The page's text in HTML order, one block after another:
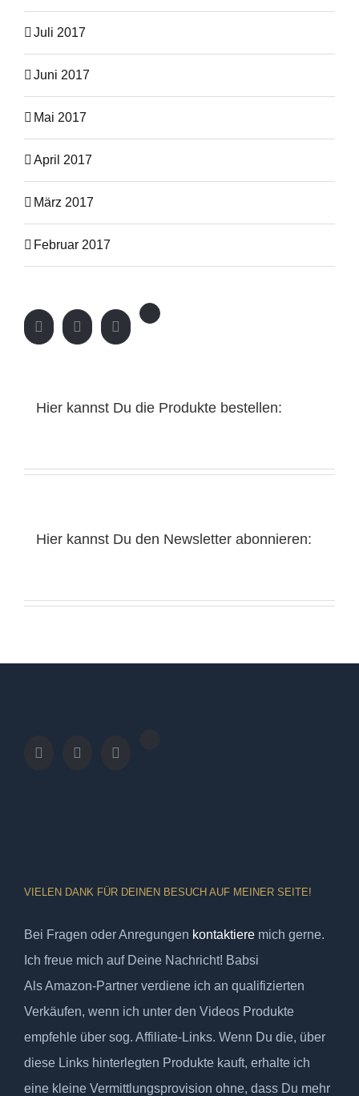
Juli 2017
Juni 2017
Mai 2017
April 2017
März 2017
Februar 2017
Hier kannst Du die Produkte bestellen:
Hier kannst Du den Newsletter abonnieren:
VIELEN DANK FÜR DEINEN BESUCH AUF MEINER SEITE!
Bei Fragen oder Anregungen kontaktiere mich gerne.
Ich freue mich auf Deine Nachricht! Babsi
Als Amazon-Partner verdiene ich an qualifizierten
Verkäufen, wenn ich unter den Videos Produkte
empfehle über sog. Affiliate-Links. Wenn Du die, über
diese Links hinterlegten Produkte kauft, erhalte ich
eine kleine Vermittlungsprovision ohne, dass Du mehr